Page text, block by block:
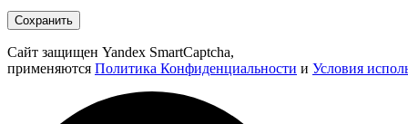
Сохранить
Сайт защищен Yandex SmartCaptcha,
применяются Политика Конфиденциальности и Условия